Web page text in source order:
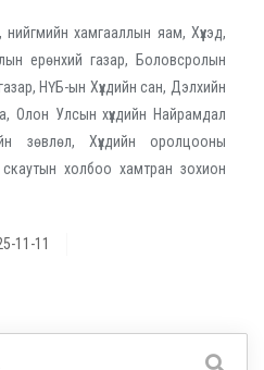
хамгааллын яам, Хүүхэд,
ерөнхий газар, Боловсролын
НҮБ-ын Хүүхдийн сан, Дэлхийн
Олон Улсын хүүхдийн Найрамдал
зөвлөл, Хүүхдийн оролцооны
холбоо хамтран зохион
11-11